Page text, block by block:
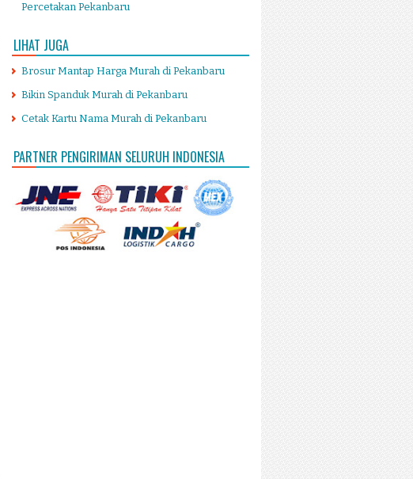
Percetakan Pekanbaru
LIHAT JUGA
Brosur Mantap Harga Murah di Pekanbaru
Bikin Spanduk Murah di Pekanbaru
Cetak Kartu Nama Murah di Pekanbaru
PARTNER PENGIRIMAN SELURUH INDONESIA